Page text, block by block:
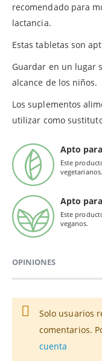
recomendado para
lactancia.
Estas tabletas son
Guardar en un lugar
alcance de los niños.
Los suplementos
utilizar como
Apto
Este
vegetarianos.
Apto
Este
veganos.
OPINIONES
Solo usuarios
comentarios.
cuenta